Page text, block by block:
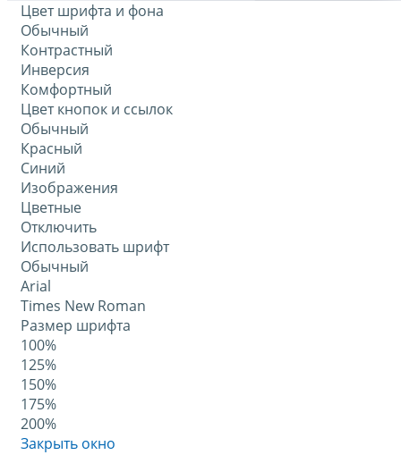
Цвет шрифта и фона
Обычный
Контрастный
Инверсия
Комфортный
Цвет кнопок и ссылок
Обычный
Красный
Синий
Изображения
Цветные
Отключить
Использовать шрифт
Обычный
Arial
Times New Roman
Размер шрифта
100%
125%
150%
175%
200%
Закрыть окно